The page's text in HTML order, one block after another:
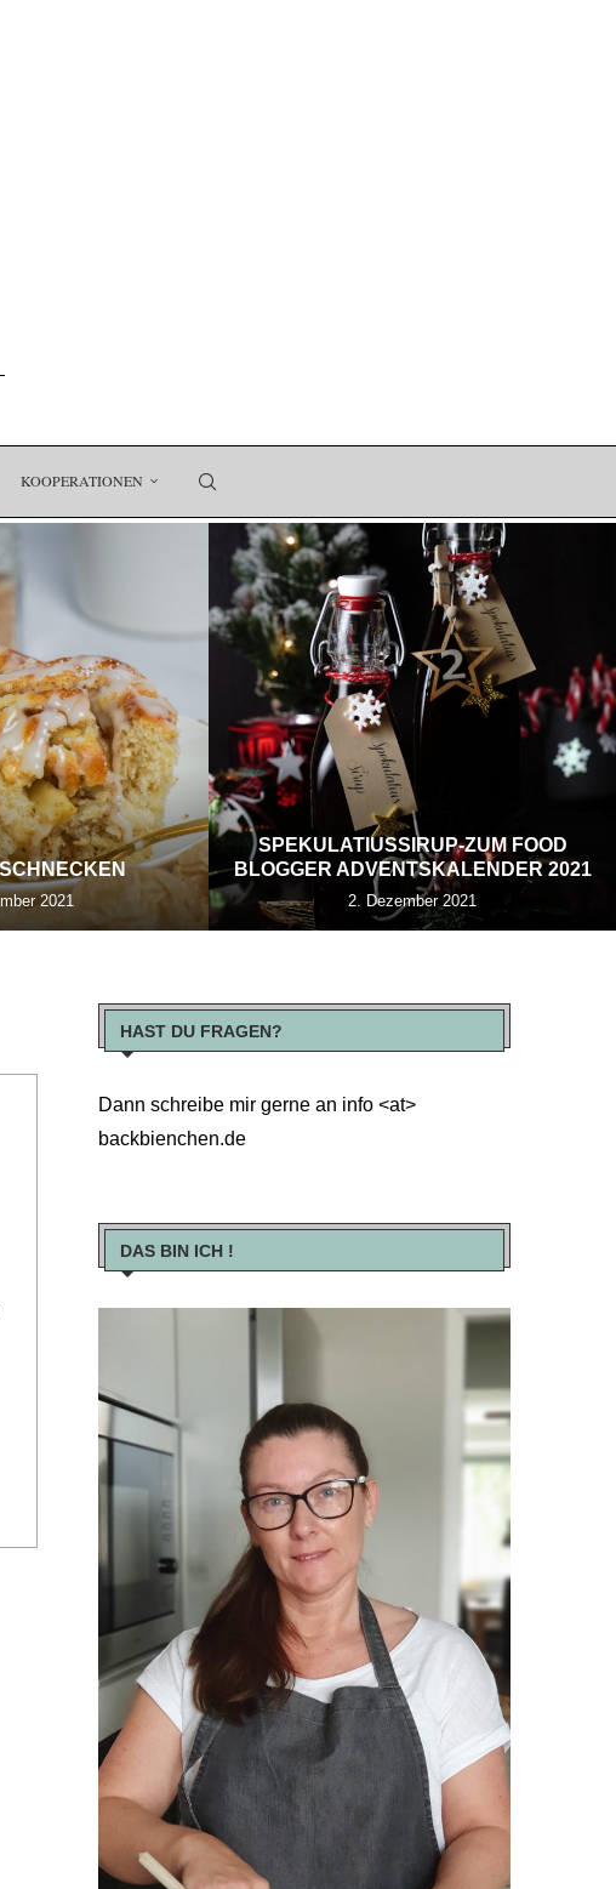
KOOPERATIONEN
2021
SPEKULATIUSSIRUP-ZUM FOOD
BLOGGER ADVENTSKALENDER 2021
2. Dezember 2021
HAST DU FRAGEN?
Dann schreibe mir gerne an info <at>
backbienchen.de
DAS BIN ICH !